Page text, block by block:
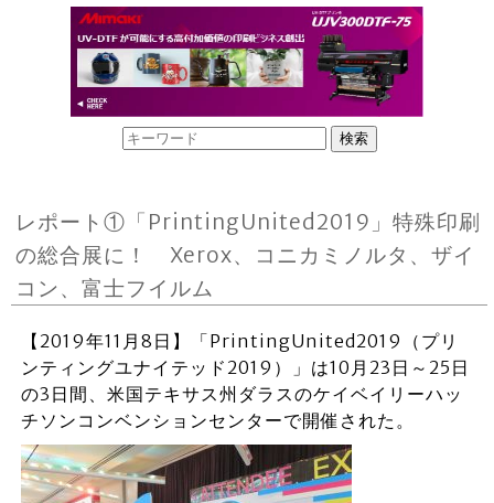
レポート①「PrintingUnited2019」特殊印刷
の総合展に！ Xerox、コニカミノルタ、ザイ
コン、富士フイルム
【2019年11月8日】「PrintingUnited2019（プリ
ンティングユナイテッド2019）」は10月23日～25日
の3日間、米国テキサス州ダラスのケイベイリーハッ
チソンコンベンションセンターで開催された。